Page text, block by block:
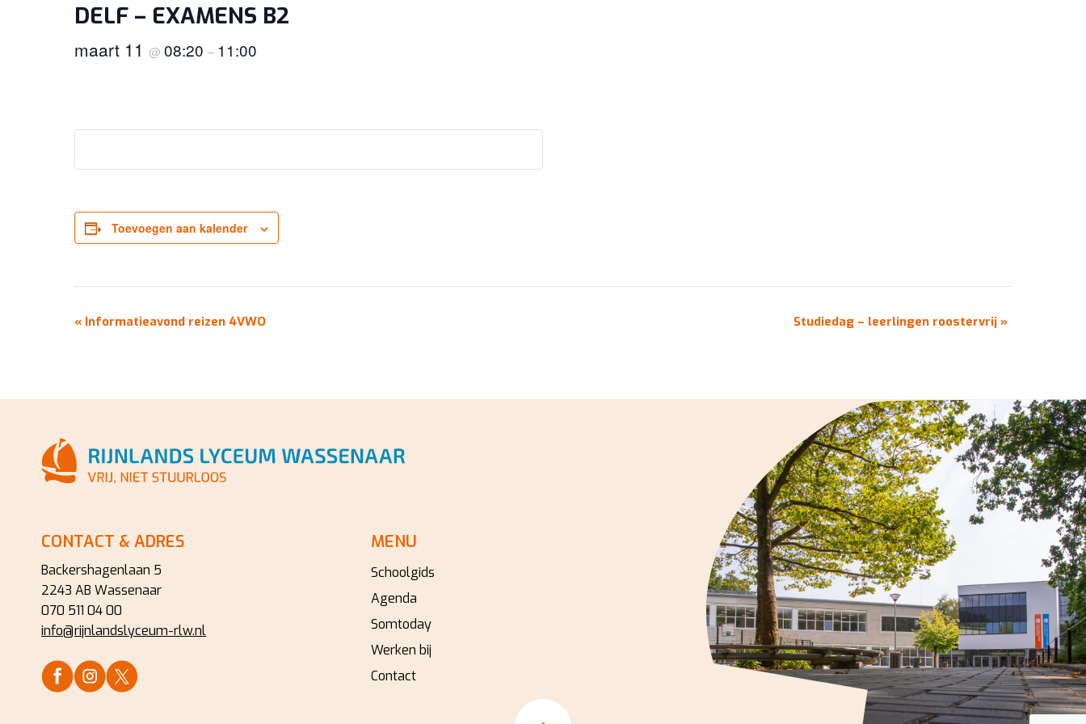
DELF – EXAMENS B2
maart 11 @ 08:20 – 11:00
Toevoegen aan kalender
EVENEMENT
« Informatieavond reizen 4VWO Studiedag – leerlingen roostervrij »
CONTACT & ADRES
Backershagenlaan 5
2243 AB Wassenaar
070 511 04 00
info@rijnlandslyceum-rlw.nl
MENU
Schoolgids
Agenda
Somtoday
Werken bij
Contact